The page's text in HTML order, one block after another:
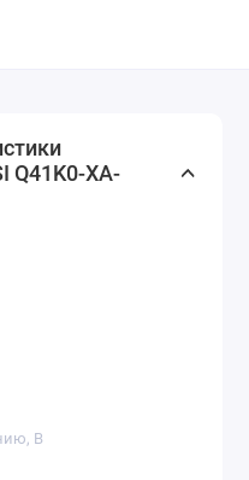
Q41K0-XA-
В